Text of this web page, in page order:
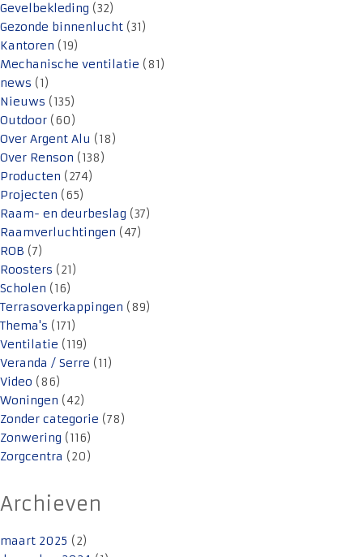
Gevelbekleding (32)
Gezonde binnenlucht (31)
Kantoren (19)
Mechanische ventilatie (81)
news (1)
Nieuws (135)
Outdoor (60)
Over Argent Alu (18)
Over Renson (138)
Producten (274)
Projecten (65)
Raam- en deurbeslag (37)
Raamverluchtingen (47)
ROB (7)
Roosters (21)
Scholen (16)
Terrasoverkappingen (89)
Thema's (171)
Ventilatie (119)
Veranda / Serre (11)
Video (86)
Woningen (42)
Zonder categorie (78)
Zonwering (116)
Zorgcentra (20)
Archieven
maart 2025 (2)